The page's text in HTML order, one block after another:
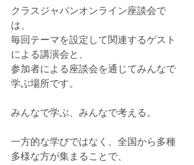
クラスジャパンオンライン座談会で
は、
毎回テーマを設定して関連するゲスト
による講演会と、
参加者による座談会を通じてみんなで
学ぶ場所です。
みんなで学ぶ、みんなで考える。
一方的な学びではなく、全国から多種
多様な方が集まることで、